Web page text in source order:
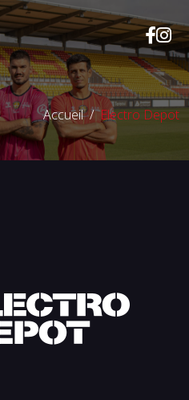
Accueil Electro Depot